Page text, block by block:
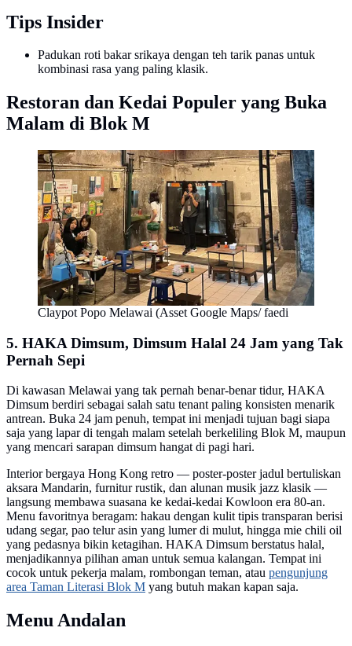
Tips Insider
Padukan roti bakar srikaya dengan teh tarik panas untuk
kombinasi rasa yang paling klasik.
Restoran dan Kedai Populer yang Buka
Malam di Blok M
Claypot Popo Melawai (Asset Google Maps/ faedi
5. HAKA Dimsum, Dimsum Halal 24 Jam yang Tak
Pernah Sepi
Di kawasan Melawai yang tak pernah benar-benar tidur, HAKA
Dimsum berdiri sebagai salah satu tenant paling konsisten menarik
antrean. Buka 24 jam penuh, tempat ini menjadi tujuan bagi siapa
saja yang lapar di tengah malam setelah berkeliling Blok M, maupun
yang mencari sarapan dimsum hangat di pagi hari.
Interior bergaya Hong Kong retro — poster-poster jadul bertuliskan
aksara Mandarin, furnitur rustik, dan alunan musik jazz klasik —
langsung membawa suasana ke kedai-kedai Kowloon era 80-an.
Menu favoritnya beragam: hakau dengan kulit tipis transparan berisi
udang segar, pao telur asin yang lumer di mulut, hingga mie chili oil
yang pedasnya bikin ketagihan. HAKA Dimsum berstatus halal,
menjadikannya pilihan aman untuk semua kalangan. Tempat ini
cocok untuk pekerja malam, rombongan teman, atau pengunjung
area Taman Literasi Blok M yang butuh makan kapan saja.
Menu Andalan